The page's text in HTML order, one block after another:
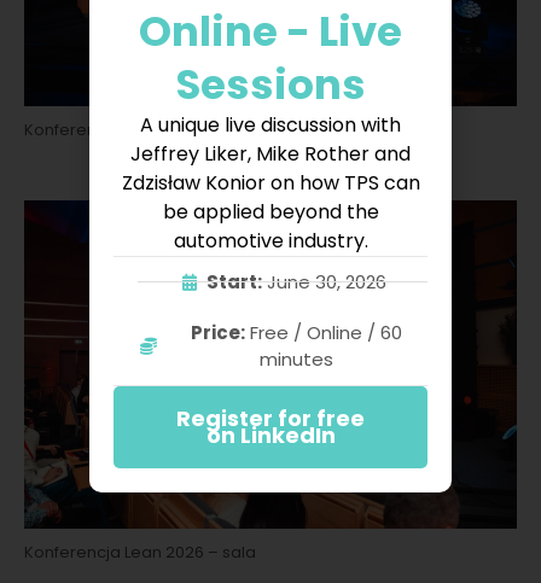
Konferencja Lean TWI 2025
Konferencja Lean 2026 – sala
Online - Live
Sessions
A unique live discussion with
Jeffrey Liker, Mike Rother and
Zdzisław Konior on how TPS can
be applied beyond the
automotive industry.
Start:June 30, 2026
Price:Free / Online / 60
minutes
Register for free
on LinkedIn